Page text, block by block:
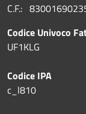
C.F.:
Codice Univoco
UF1KLG
Codice IPA
c_l810